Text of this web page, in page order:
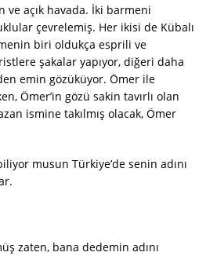
ve açık havada. İki barmeni
çevrelemiş. Her ikisi de Kübalı
biri oldukça esprili ve
şakalar yapıyor, diğeri daha
emin gözüküyor. Ömer ile
Ömer’in gözü sakin tavırlı olan
ismine takılmış olacak, Ömer
musun Türkiye’de senin adını
zaten, bana dedemin adını